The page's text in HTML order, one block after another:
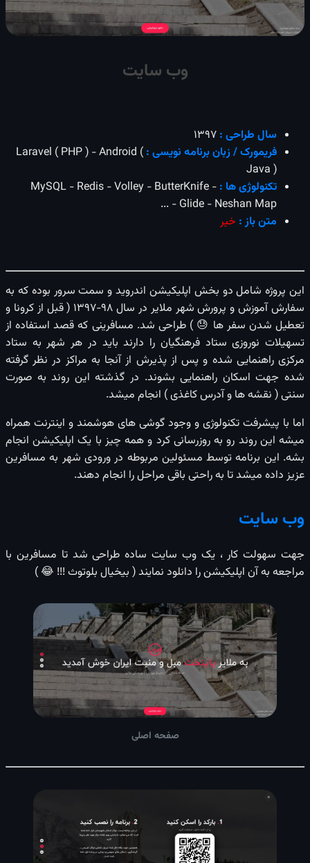
وب سایت
سال طراحی : 1397
فریمورک / زبان برنامه نویسی : Laravel ( PHP ) - Android (
Java )
تکنولوژی ها : MySQL - Redis - Volley - ButterKnife -
Glide - Neshan Map - ...
متن باز : خیر
این پروژه شامل دو بخش اپلیکیشن اندروید و سمت سرور بوده که به
سفارش آموزش و پرورش شهر ملایر در سال 98-1397 ( قبل از کرونا و
تعطیل شدن سفر ها 😓 ) طراحی شد. مسافرینی که قصد استفاده از
تسهیلات نوروزی ستاد فرهنگیان را دارند باید در هر شهر به ستاد
مرکزی راهنمایی شده و پس از پذیرش از آنجا به مراکز در نظر گرفته
شده جهت اسکان راهنمایی بشوند. در گذشته این روند به صورت
سنتی ( نقشه ها و آدرس کاغذی ) انجام میشد.
اما با پیشرفت تکنولوژی و وجود گوشی های هوشمند و اینترنت همراه
میشه این روند رو به روزرسانی کرد و همه چیز با یک اپلیکیشن انجام
بشه. این برنامه توسط مسئولین مربوطه در ورودی شهر به مسافرین
عزیز داده میشد تا به راحتی باقی مراحل را انجام دهند.
وب سایت
جهت سهولت کار ، یک وب سایت ساده طراحی شد تا مسافرین با
مراجعه به آن اپلیکیشن را دانلود نمایند ( بیخیال بلوتوث !!! 😂 )
صفحه اصلی